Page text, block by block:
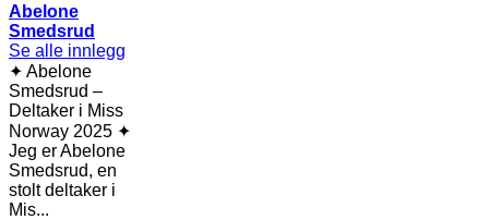
Abelone
Smedsrud
Se alle innlegg
✦ Abelone
Smedsrud –
Deltaker i Miss
Norway 2025 ✦
Jeg er Abelone
Smedsrud, en
stolt deltaker i
Mis...